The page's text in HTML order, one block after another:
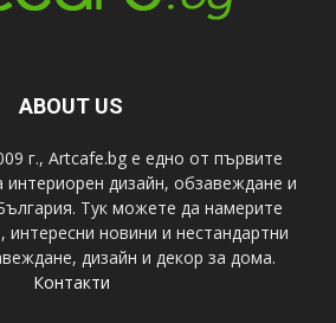
ABOUT US
г., Artcafe.bg е едно от първите
интериорен дизайн, обзавеждане и
Тук можете да намерите
интересни новини и нестандартни
дизайн и декор за дома.
Контакти